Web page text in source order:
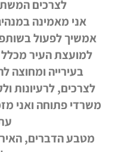
לצרכים
אני מאמינה
אמשיך לפעול
למועצת העיר
בעירייה ומחוצה
לצרכים, לרעיונות
משרדי פתוחה ואני
מטבע הדברים,